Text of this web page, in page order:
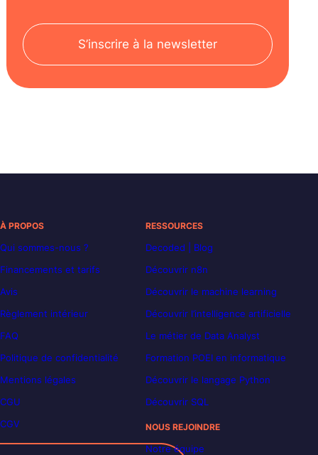
S’inscrire à la newsletter
À PROPOS
Qui sommes-nous ?
Financements et tarifs
Avis
Règlement intérieur
FAQ
Politique de confidentialité
Mentions légales
CGU
CGV
RESSOURCES
Decoded | Blog
Découvrir n8n
Découvrir le machine learning
Découvrir l’intelligence artificielle
Le métier de Data Analyst
Formation POEI en informatique
Découvrir le langage Python
Découvrir SQL
NOUS REJOINDRE
Notre équipe